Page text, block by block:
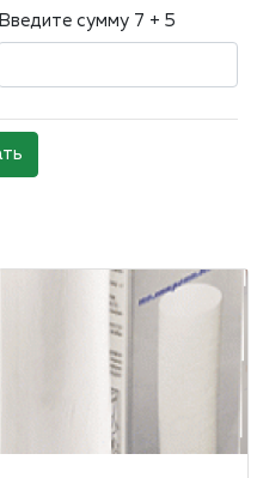
Введите сумму 7 + 5